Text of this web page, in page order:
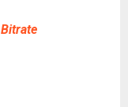
Bitrate